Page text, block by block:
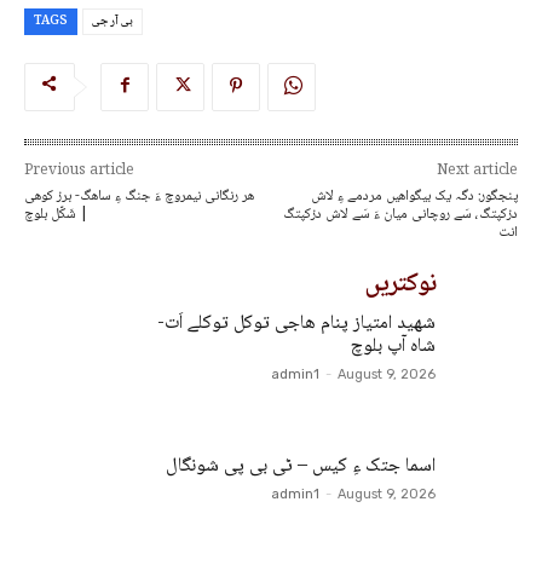
TAGS بی آر جی
Previous article
ھر رنگانی نیمروچ ءَ جنگ ءِ ساھگ- برز کوھی
| شَکّل بلوچ
Next article
پنجگور: دگہ یک بیگواھیں مردمے ءِ لاش
دزکپتگ، سَے روچانی میان ءَ سَے لاش دزکپتگ
انت
نوکتریں
شھید امتیاز پنام ھاجی توکل توکلے اَت-
شاہ آپ بلوچ
admin1 - August 9, 2026
اسما جتک ءِ کیس – ٹی بی پی شونگال
admin1 - August 9, 2026